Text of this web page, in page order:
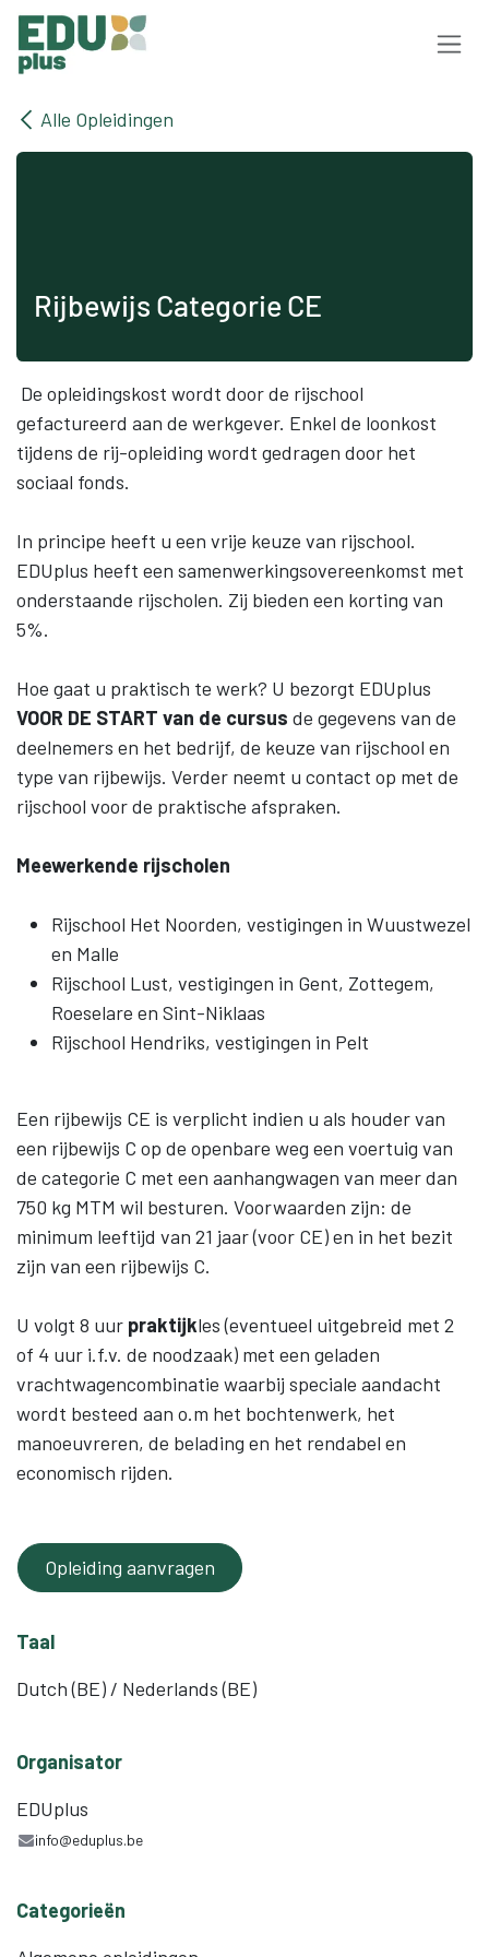
Overslaan naar inhoud
Alle Opleidingen
Rijbewijs Categorie CE
De opleidingskost wordt door de rijschool
gefactureerd aan de werkgever. Enkel de loonkost
tijdens de rij-opleiding wordt gedragen door het
sociaal fonds.
In principe heeft u een vrije keuze van rijschool.
EDUplus heeft een samenwerkingsovereenkomst met
onderstaande rijscholen. Zij bieden een korting van
5%.
Hoe gaat u praktisch te werk? U bezorgt EDUplus
VOOR DE START van de cursus de gegevens van de
deelnemers en het bedrijf, de keuze van rijschool en
type van rijbewijs. Verder neemt u contact op met de
rijschool voor de praktische afspraken.
Meewerkende rijscholen
Rijschool Het Noorden, vestigingen in Wuustwezel
en Malle
Rijschool Lust, vestigingen in Gent, Zottegem,
Roeselare en Sint-Niklaas
Rijschool Hendriks, vestigingen in Pelt
Een rijbewijs CE is verplicht indien u als houder van
een rijbewijs C op de openbare weg een voertuig van
de categorie C met een aanhangwagen van meer dan
750 kg MTM wil besturen. Voorwaarden zijn: de
minimum leeftijd van 21 jaar (voor CE) en in het bezit
zijn van een rijbewijs C.
U volgt 8 uur praktijkles (eventueel uitgebreid met 2
of 4 uur i.f.v. de noodzaak) met een geladen
vrachtwagencombinatie waarbij speciale aandacht
wordt besteed aan o.m het bochtenwerk, het
manoeuvreren, de belading en het rendabel en
economisch rijden.
Opleiding aanvragen
Taal
Dutch (BE) / Nederlands (BE)
Organisator
EDUplus
info@eduplus.be
Categorieën